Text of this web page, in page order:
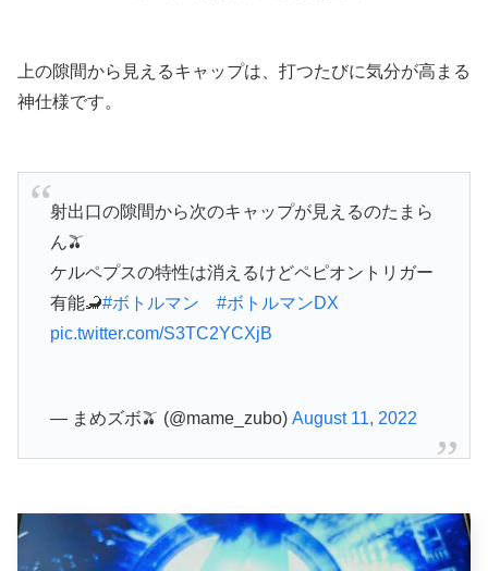
上の隙間から見えるキャップは、打つたびに気分が高まる
神仕様です。
射出口の隙間から次のキャップが見えるのたまら
ん🫒
ケルペプスの特性は消えるけどペピオントリガー
有能🦂#ボトルマン
#ボトルマンDX
pic.twitter.com/S3TC2YCXjB
— まめズボ🫒 (@mame_zubo) August 11, 2022